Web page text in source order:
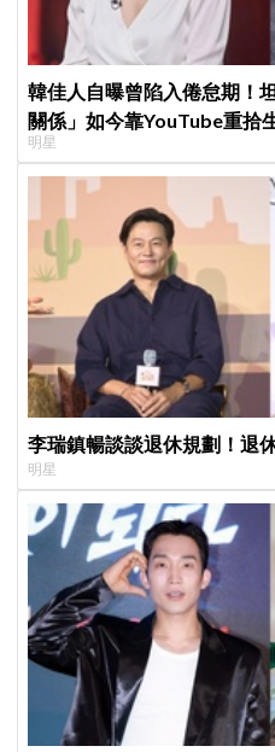
韓佳人自曝曾陷入倦怠期！
關係」如今靠YouTube重拾
明星
李瑞鎮暢談談退休規劃！退
明星